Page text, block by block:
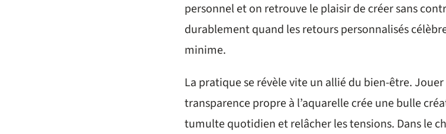
personnel et on retrouve le plaisir de créer sans
durablement quand les retours personnalisés
minime.
La pratique se révèle vite un allié du bien-être. Jouer
transparence propre à l’aquarelle crée une bulle
tumulte quotidien et relâcher les tensions. Dans le